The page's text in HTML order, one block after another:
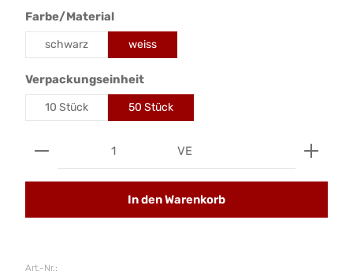
Farbe/Materialauswählen
schwarz weiss
Verpackungseinheitauswählen
10 Stück 50 Stück
Produkt Anzahl: Gib den gewünschten Wert
VE
In den Warenkorb
Art.-Nr.: